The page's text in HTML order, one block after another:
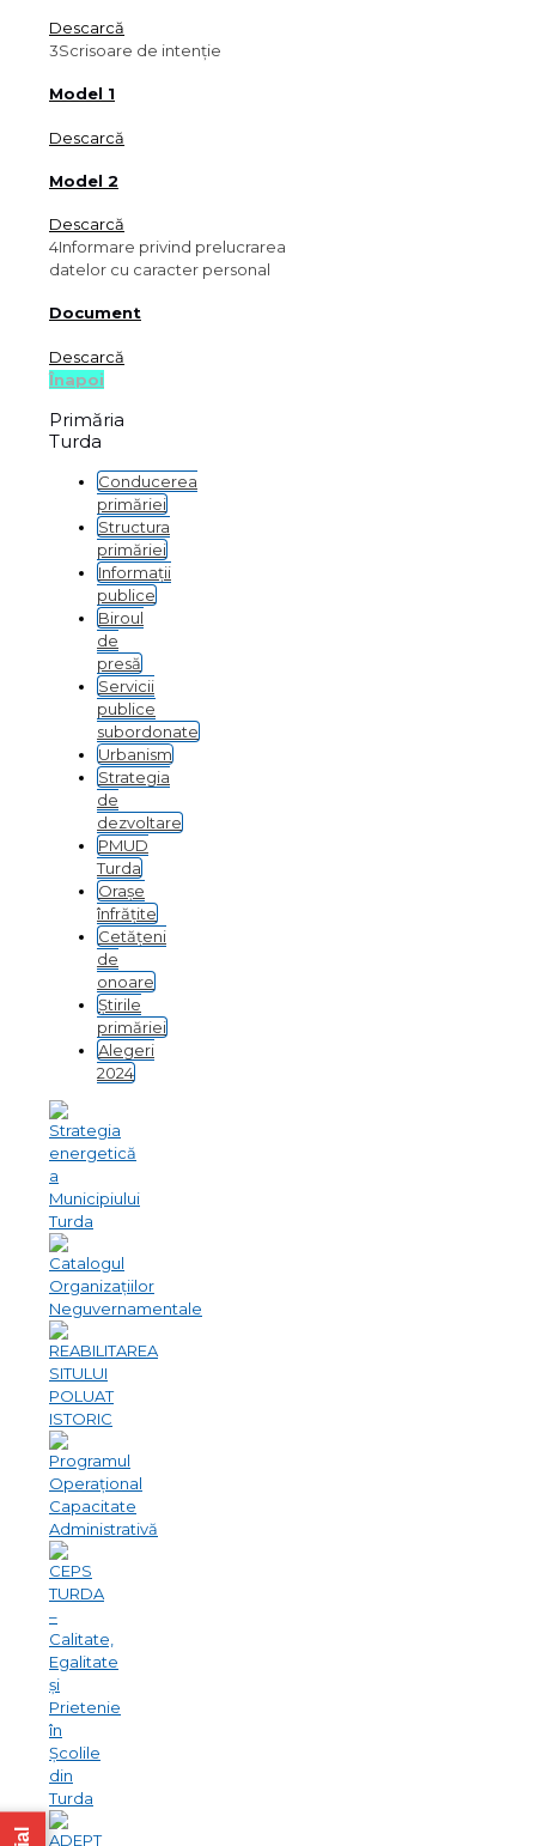
Descarcă
3Scrisoare de intenție
Model 1
Descarcă
Model 2
Descarcă
4Informare privind prelucrarea
datelor cu caracter personal
Document
Descarcă
Înapoi
Primăria
Turda
Conducerea
primăriei
Structura
primăriei
Informații
publice
Biroul
de
presă
Servicii
publice
subordonate
Urbanism
Strategia
de
dezvoltare
PMUD
Turda
Orașe
înfrățite
Cetățeni
de
onoare
Știrile
primăriei
Alegeri
2024